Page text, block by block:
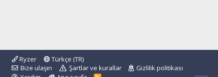
Ryzer
Türkçe (TR)
Bize ulaşın
Şartlar ve kurallar
Gizlilik politikası